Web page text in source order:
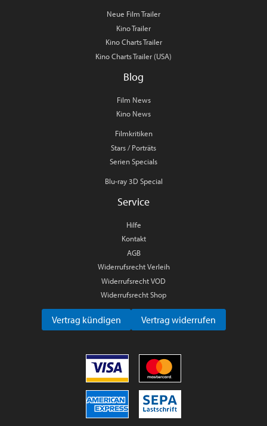
Neue Film Trailer
Kino Trailer
Kino Charts Trailer
Kino Charts Trailer (USA)
Blog
Film News
Kino News
Filmkritiken
Stars / Porträts
Serien Specials
Blu-ray 3D Special
Service
Hilfe
Kontakt
AGB
Widerrufsrecht Verleih
Widerrufsrecht VOD
Widerrufsrecht Shop
Vertrag kündigen Vertrag widerrufen